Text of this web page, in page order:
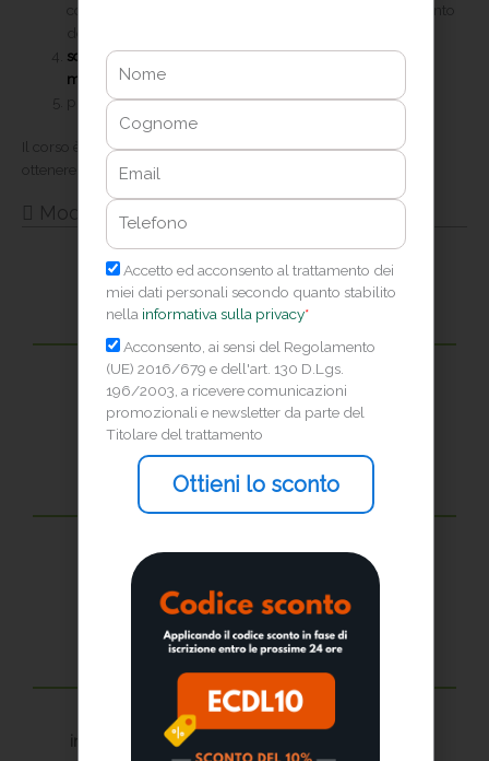
conoscenze teoriche e pratiche utili ai fini del superamento
somministra Test di verificadi difficoltà differenziata per
migliorare le performance nel tempo
prevede unTest finale di verifica delle conoscenze.
Il corso è interattivo, dove puoi competere con altri candidati e
ottenere
punti esperienza e badge
Modalità di frequenza
Frequenza interamente online
contenuti on demand h24
al termine del percorso formativo
Prove ripetibili
in caso di insuccesso puoi ripetere la prova finale
Nome
Cognome
Email
Telefono
Privacy
Accetto ed acconsento al trattamento dei
miei dati personali secondo quanto stabilito
nella informativa sulla privacy*
Marketing
Acconsento, ai sensi del Regolamento
(UE) 2016/679 e dell'art. 130 D.Lgs.
196/2003, a ricevere comunicazioni
promozionali e newsletter da parte del
Titolare del trattamento
Ottieni lo sconto